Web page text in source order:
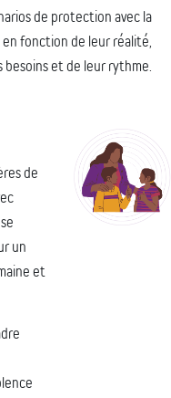
de protection avec la
fonction de leur réalité,
besoins et de leur rythme.
de
un
et